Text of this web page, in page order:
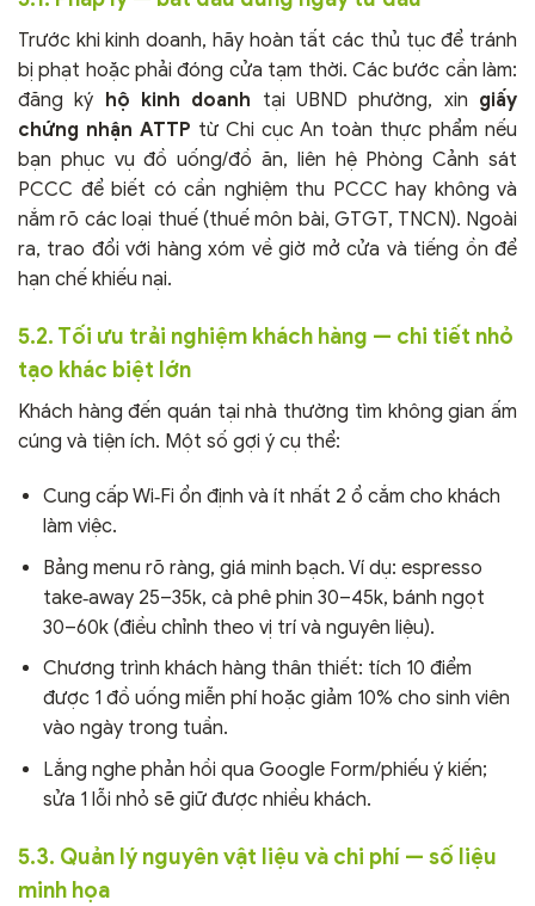
Trước khi kinh doanh, hãy hoàn tất các thủ tục để tránh
bị phạt hoặc phải đóng cửa tạm thời. Các bước cần làm:
đăng ký hộ kinh doanh tại UBND phường, xin giấy
chứng nhận ATTP từ Chi cục An toàn thực phẩm nếu
bạn phục vụ đồ uống/đồ ăn, liên hệ Phòng Cảnh sát
PCCC để biết có cần nghiệm thu PCCC hay không và
nắm rõ các loại thuế (thuế môn bài, GTGT, TNCN). Ngoài
ra, trao đổi với hàng xóm về giờ mở cửa và tiếng ồn để
hạn chế khiếu nại.
5.2. Tối ưu trải nghiệm khách hàng — chi tiết nhỏ
tạo khác biệt lớn
Khách hàng đến quán tại nhà thường tìm không gian ấm
cúng và tiện ích. Một số gợi ý cụ thể:
Cung cấp Wi‑Fi ổn định và ít nhất 2 ổ cắm cho khách
làm việc.
Bảng menu rõ ràng, giá minh bạch. Ví dụ: espresso
take‑away 25–35k, cà phê phin 30–45k, bánh ngọt
30–60k (điều chỉnh theo vị trí và nguyên liệu).
Chương trình khách hàng thân thiết: tích 10 điểm
được 1 đồ uống miễn phí hoặc giảm 10% cho sinh viên
vào ngày trong tuần.
Lắng nghe phản hồi qua Google Form/phiếu ý kiến;
sửa 1 lỗi nhỏ sẽ giữ được nhiều khách.
5.3. Quản lý nguyên vật liệu và chi phí — số liệu
minh họa